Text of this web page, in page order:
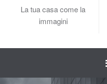
La tua casa come la
immagini